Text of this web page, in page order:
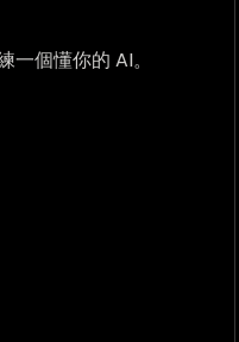
個懂你的 AI。